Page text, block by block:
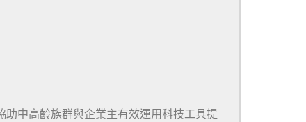
中高齡族群與企業主有效運用科技工具提